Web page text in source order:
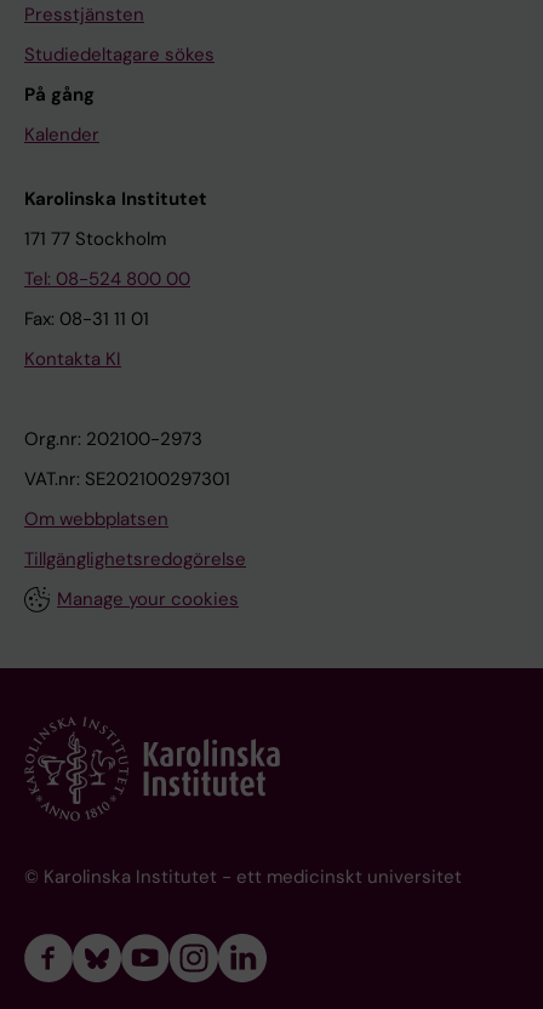
Presstjänsten
Studiedeltagare sökes
På gång
Kalender
Karolinska Institutet
171 77 Stockholm
Tel: 08-524 800 00
Fax: 08-31 11 01
Kontakta KI
Org.nr: 202100-2973
VAT.nr: SE202100297301
Om webbplatsen
Tillgänglighetsredogörelse
Manage your cookies
© Karolinska Institutet - ett medicinskt universitet